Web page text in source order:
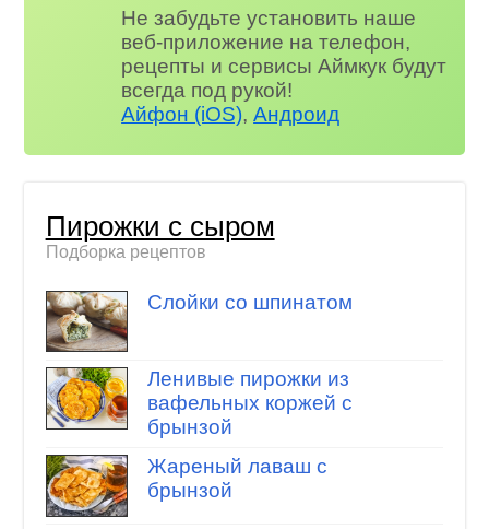
Не забудьте установить наше
веб-приложение на телефон,
рецепты и сервисы Аймкук будут
всегда под рукой!
Айфон (iOS),Андроид
Пирожки с сыром
Подборка рецептов
Слойки со шпинатом
Ленивые пирожки из
вафельных коржей с
брынзой
Жареный лаваш с
брынзой